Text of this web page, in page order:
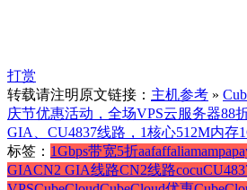
打赏
转载请注明原文链接： 主机参考 »
庆节优惠活动，全场VPS云服务器88
GIA、CU4837线路，1核心512M内存
标签： 1Gbps带宽5折aafaffaliamampap
GIACN2 GIA线路CN2线路cocu